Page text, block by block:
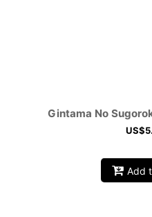
Gintama No
US$
Add